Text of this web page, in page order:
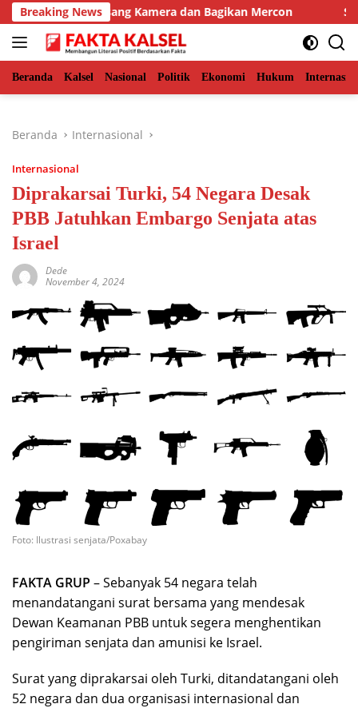
Langsung
ke
konten
Breaking News
Pasang Kamera dan Bagikan Mercon Solid
Beranda Kalsel Nasional Politik Ekonomi Hukum
Beranda Internasional
Internasional
Diprakarsai Turki, 54 Negara Desak
PBB Jatuhkan Embargo Senjata atas
Israel
Dede
November 4, 2024
Foto: Ilustrasi senjata/Poxabay
FAKTA GRUP – Sebanyak 54 negara telah
menandatangani surat bersama yang mendesak
Dewan Keamanan PBB untuk segera menghentikan
pengiriman senjata dan amunisi ke Israel.
Surat yang diprakarsai oleh Turki, ditandatangani oleh
52 negara dan dua organisasi internasional dan